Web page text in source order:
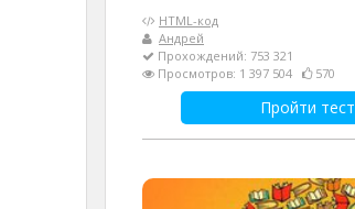
HTML-код
Андрей
Прохождений: 753 321
Просмотров: 1 397 504
570
Пройти тест